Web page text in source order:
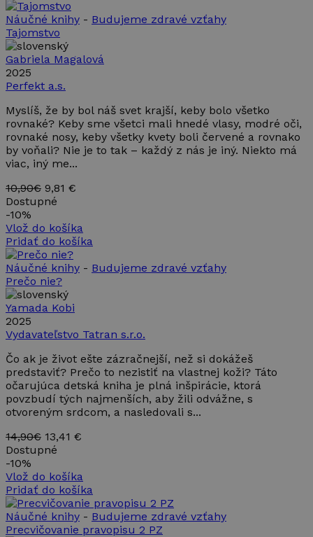
Náučné knihy - Budujeme zdravé vzťahy
Tajomstvo
Gabriela Magalová
2025
Perfekt a.s.
Myslíš, že by bol náš svet krajší, keby bolo všetko
rovnaké? Keby sme všetci mali hnedé vlasy, modré oči,
rovnaké nosy, keby všetky kvety boli červené a rovnako
by voňali? Nie je to tak – každý z nás je iný. Niekto má
viac, iný me...
10,90€ 9,81 €
Dostupné
-10%
Vlož do košíka
Pridať do košíka
Náučné knihy - Budujeme zdravé vzťahy
Prečo nie?
Yamada Kobi
2025
Vydavateľstvo Tatran s.r.o.
Čo ak je život ešte zázračnejší, než si dokážeš
predstaviť? Prečo to nezistiť na vlastnej koži? Táto
očarujúca detská kniha je plná inšpirácie, ktorá
povzbudí tých najmenších, aby žili odvážne, s
otvoreným srdcom, a nasledovali s...
14,90€ 13,41 €
Dostupné
-10%
Vlož do košíka
Pridať do košíka
Náučné knihy - Budujeme zdravé vzťahy
Precvičovanie pravopisu 2 PZ